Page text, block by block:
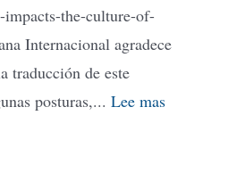
the-culture-of-
Internacional agradece
traducción de este
posturas,... Lee mas